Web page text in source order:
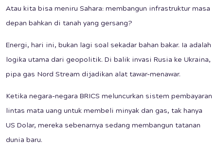
Atau kita bisa meniru Sahara: membangun infrastruktur masa
depan bahkan di tanah yang gersang?
Energi, hari ini, bukan lagi soal sekadar bahan bakar. Ia adalah
logika utama dari geopolitik. Di balik invasi Rusia ke Ukraina,
pipa gas Nord Stream dijadikan alat tawar-menawar.
Ketika negara-negara BRICS meluncurkan sistem pembayaran
lintas mata uang untuk membeli minyak dan gas, tak hanya
US Dolar, mereka sebenarnya sedang membangun tatanan
dunia baru.